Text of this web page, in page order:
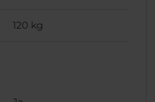
120 kg